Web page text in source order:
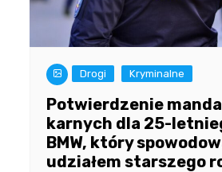
Drogi Kryminalne
Potwierdzenie
karnych dla 25-
BMW, który
udziałem starszego